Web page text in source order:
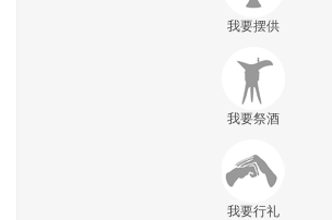
我要摆供
我要祭酒
我要行礼